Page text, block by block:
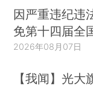
因严重违纪违
免第十四届全
2026年08月07日
【我闻】光大